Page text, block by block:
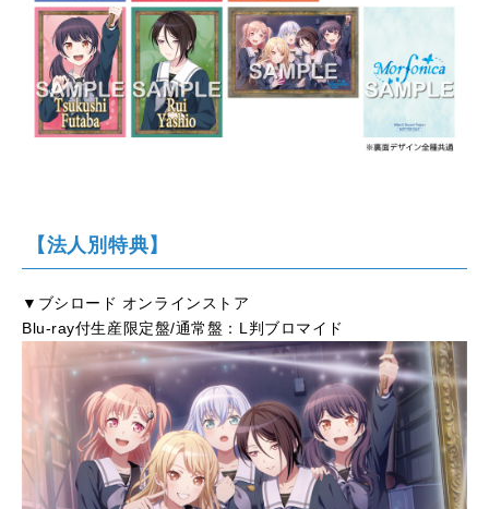
【法人別特典】
▼ブシロード オンラインストア
Blu-ray付生産限定盤/通常盤：L判ブロマイド